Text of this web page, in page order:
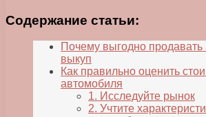
Содержание статьи:
Почему выгодно продавать
выкуп
Как правильно оценить
автомобиля
1. Исследуйте рынок
2. Учтите